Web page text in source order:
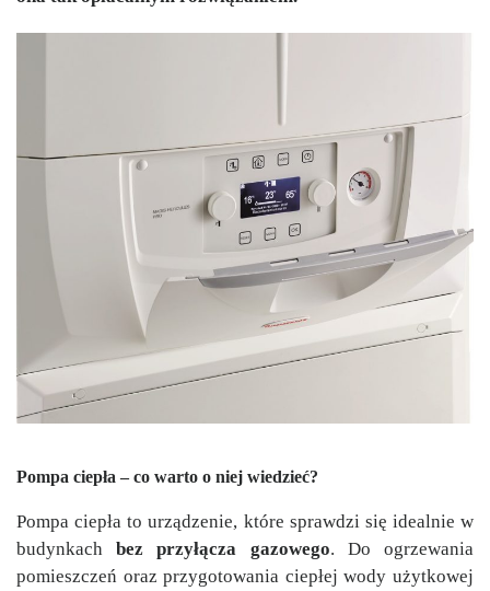
Pompa ciepła – co warto o niej wiedzieć?
Pompa ciepła to urządzenie, które sprawdzi się idealnie w
budynkachbez przyłącza gazowego. Do ogrzewania
pomieszczeń oraz przygotowania ciepłej wody użytkowej